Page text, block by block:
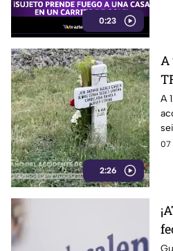
0:23
2:26
A
A
07
A